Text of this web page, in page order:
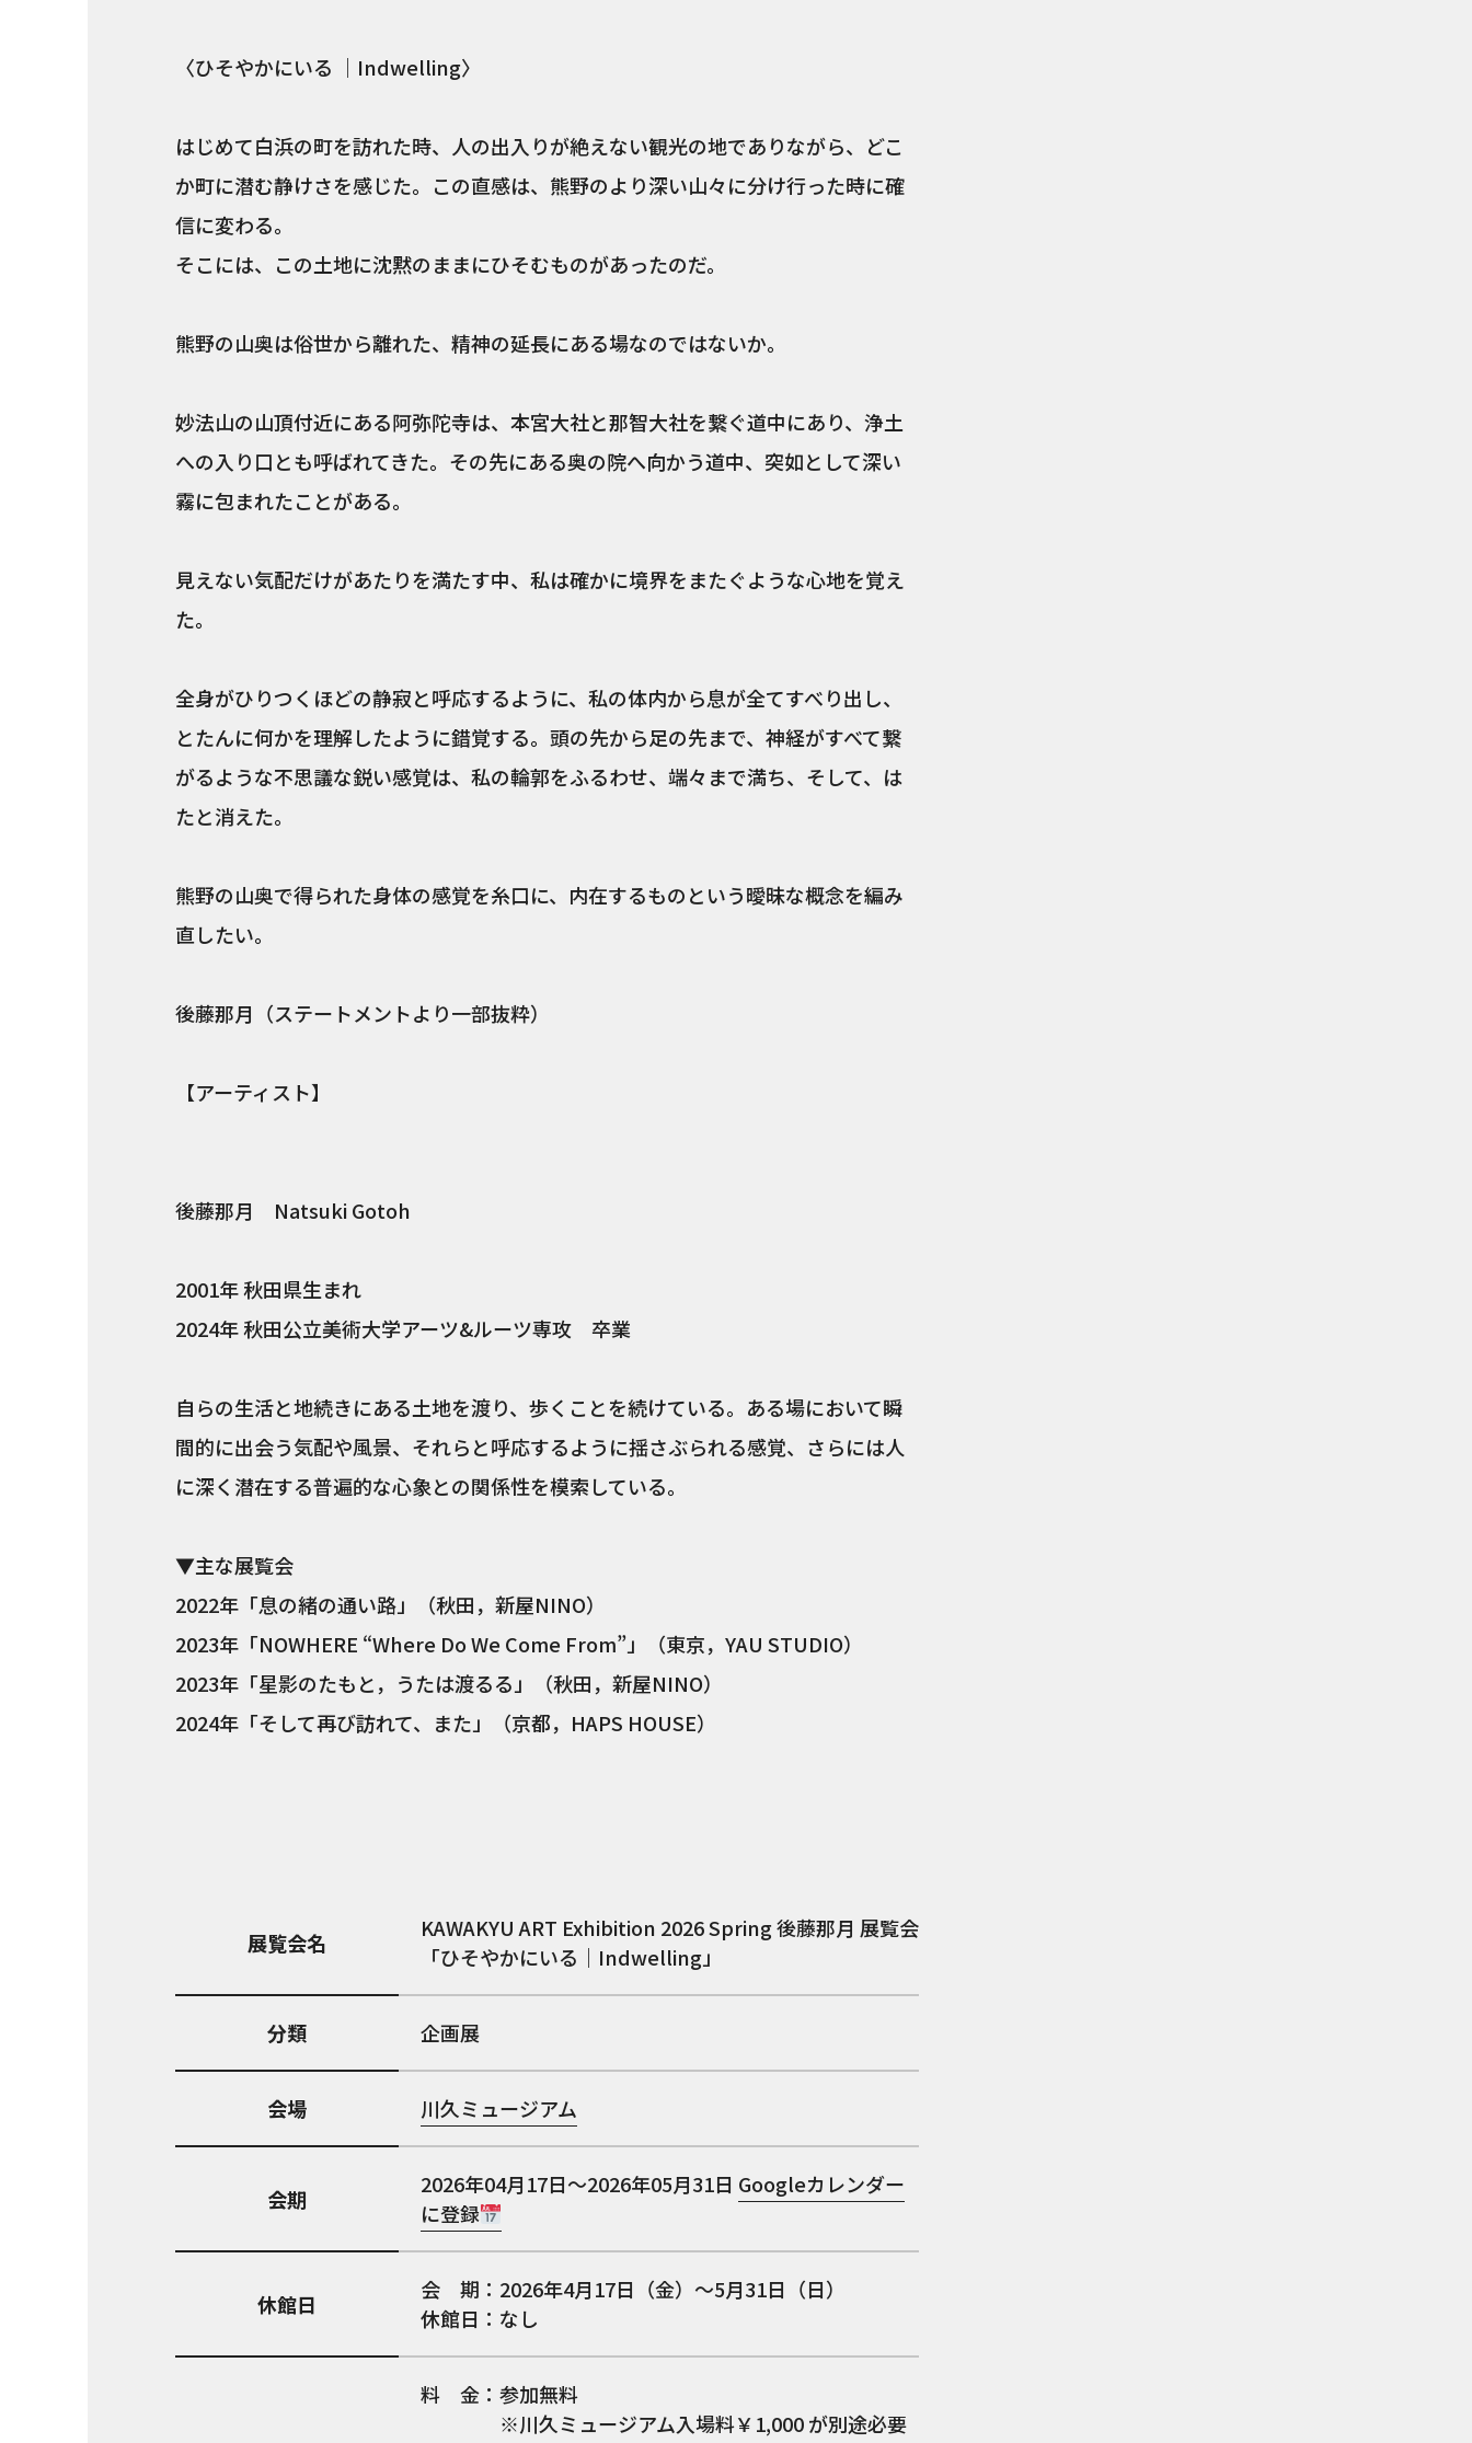
〈ひそやかにいる ｜Indwelling〉
はじめて白浜の町を訪れた時、人の出入りが絶えない観光の地でありながら、どこ
か町に潜む静けさを感じた。この直感は、熊野のより深い山々に分け行った時に確
信に変わる。
そこには、この土地に沈黙のままにひそむものがあったのだ。
熊野の山奥は俗世から離れた、精神の延長にある場なのではないか。
妙法山の山頂付近にある阿弥陀寺は、本宮大社と那智大社を繋ぐ道中にあり、浄土
への入り口とも呼ばれてきた。その先にある奥の院へ向かう道中、突如として深い
霧に包まれたことがある。
見えない気配だけがあたりを満たす中、私は確かに境界をまたぐような心地を覚え
た。
全身がひりつくほどの静寂と呼応するように、私の体内から息が全てすべり出し、
とたんに何かを理解したように錯覚する。頭の先から足の先まで、神経がすべて繋
がるような不思議な鋭い感覚は、私の輪郭をふるわせ、端々まで満ち、そして、は
たと消えた。
熊野の山奥で得られた身体の感覚を糸口に、内在するものという曖昧な概念を編み
直したい。
後藤那月（ステートメントより一部抜粋）
【アーティスト】
後藤那月 Natsuki Gotoh
2001年 秋田県生まれ
2024年 秋田公立美術大学アーツ&ルーツ専攻 卒業
自らの生活と地続きにある土地を渡り、歩くことを続けている。ある場において瞬
間的に出会う気配や風景、それらと呼応するように揺さぶられる感覚、さらには人
に深く潜在する普遍的な心象との関係性を模索している。
▼主な展覧会
2022年「息の緒の通い路」（秋田，新屋NINO）
2023年「NOWHERE “Where Do We Come From”」（東京，YAU STUDIO）
2023年「星影のたもと，うたは渡るる」（秋田，新屋NINO）
2024年「そして再び訪れて、また」（京都，HAPS HOUSE）
展覧会名
KAWAKYU ART Exhibition 2026 Spring 後藤那月 展覧会
「ひそやかにいる｜Indwelling」
分類 企画展
会場 川久ミュージアム
会期
2026年04月17日～2026年05月31日 Googleカレンダー
に登録
休館日
会 期：2026年4月17日（金）～5月31日（日）
休館日：なし
料 金：参加無料
※川久ミュージアム入場料￥1,000 が別途必要